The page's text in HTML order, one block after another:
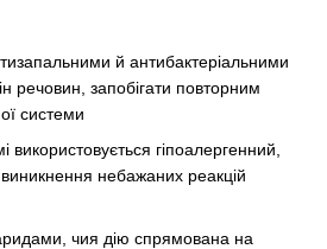
й антибактеріальними
речовин, запобігати повторним
системи
використовується гіпоалергенний,
небажаних реакцій
чия дію спрямована на